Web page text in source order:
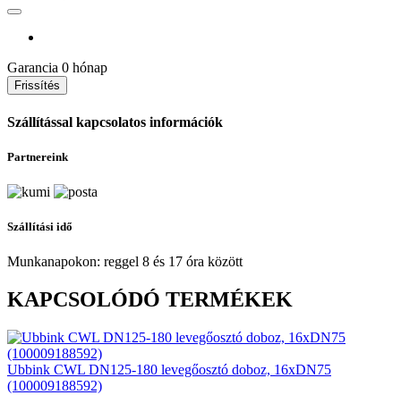
Garancia 0 hónap
Szállítással kapcsolatos információk
Partnereink
Szállítási idő
Munkanapokon: reggel 8 és 17 óra között
KAPCSOLÓDÓ TERMÉKEK
Ubbink CWL DN125-180 levegőosztó doboz, 16xDN75
(100009188592)